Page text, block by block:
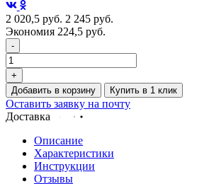
2 020,5 руб. 2 245 руб.
Экономия 224,5 руб.
-
+
Добавить в корзину
Купить в 1 клик
Оставить заявку на почту
Доставка
Описание
Характеристики
Инструкции
Отзывы